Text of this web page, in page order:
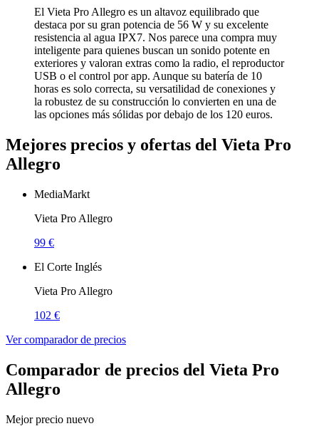
El Vieta Pro Allegro es un altavoz equilibrado que
destaca por su gran potencia de 56 W y su excelente
resistencia al agua IPX7. Nos parece una compra muy
inteligente para quienes buscan un sonido potente en
exteriores y valoran extras como la radio, el reproductor
USB o el control por app. Aunque su batería de 10
horas es solo correcta, su versatilidad de conexiones y
la robustez de su construcción lo convierten en una de
las opciones más sólidas por debajo de los 120 euros.
Mejores precios y ofertas del Vieta Pro
Allegro
MediaMarkt
Vieta Pro Allegro
99 €
El Corte Inglés
Vieta Pro Allegro
102 €
Ver comparador de precios
Comparador de precios del Vieta Pro
Allegro
Mejor precio nuevo